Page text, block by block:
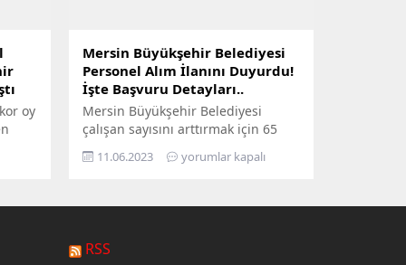
oy
Mersin Büyükşehir Belediyesi
Personel Alım İlanını Duyurdu!
İşte Başvuru Detayları..
Mersin Büyükşehir Belediyesi
çalışan sayısını arttırmak için 65
yeni personel alıyor. Başvuru
şartlarında KPSS şartı aranmayan
personel alımı ilanına dair merak
11.06.2023 yorumlar kapalı
RSS